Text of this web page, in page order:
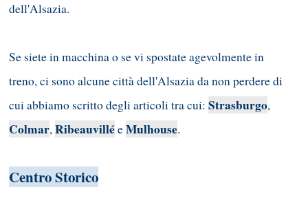
dell'Alsazia.
Se siete in macchina o se vi spostate agevolmente in
treno, ci sono alcune città dell'Alsazia da non perdere di
cui abbiamo scritto degli articoli tra cui: Strasburgo,
Colmar,RibeauvilléeMulhouse.
Centro Storico